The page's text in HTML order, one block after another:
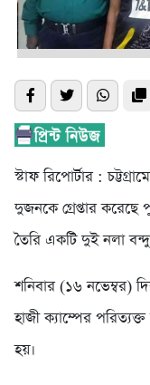
স্টাফ রিপোর্টার :
দুজনকে গ্রেপ্তার করেছে
তৈরি একটি দুই নলা
শনিবার (১৬ নভেম্বর)
হাজী ক্যাম্পের
হয়।